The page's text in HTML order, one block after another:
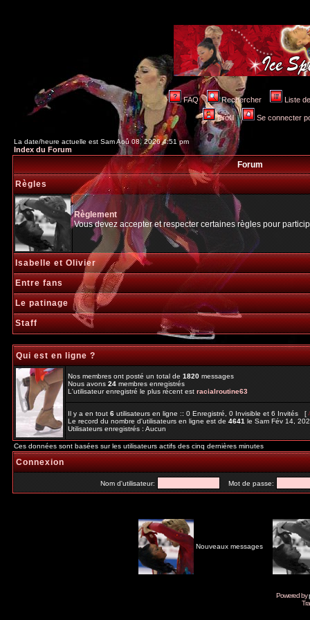
FAQ Rechercher Liste
Profil Se connecter
La date/heure actuelle est Sam Aoû 08, 2026 4:51 pm
Index du Forum
Forum
Règles
Règlement
Vous devez accepter et respecter certaines règles pour
Isabelle et Olivier
Entre fans
Le patinage
Staff
Qui est en ligne ?
Nos membres ont posté un total de1820messages
Nous avons24membres enregistrés
L'utilisateur enregistré le plus récent estracialroutine63
Il y a en tout6utilisateurs en ligne :: 0 Enregistré, 0 Invisible et 6 Invités [
Le record du nombre d'utilisateurs en ligne est de4641le Sam Fév 14,
Utilisateurs enregistrés : Aucun
Ces données sont basées sur les utilisateurs actifs des cinq dernières minutes
Connexion
Nom d'utilisateur: Mot de passe:
Nouveaux messages
Powered by